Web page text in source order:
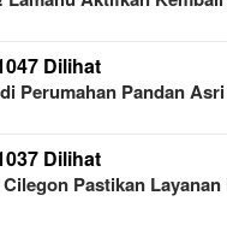
Dilihat
Perumahan Pandan
Dilihat
Pastikan